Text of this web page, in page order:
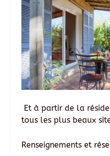
Et à partir de la
tous les plus beaux
Renseignements et